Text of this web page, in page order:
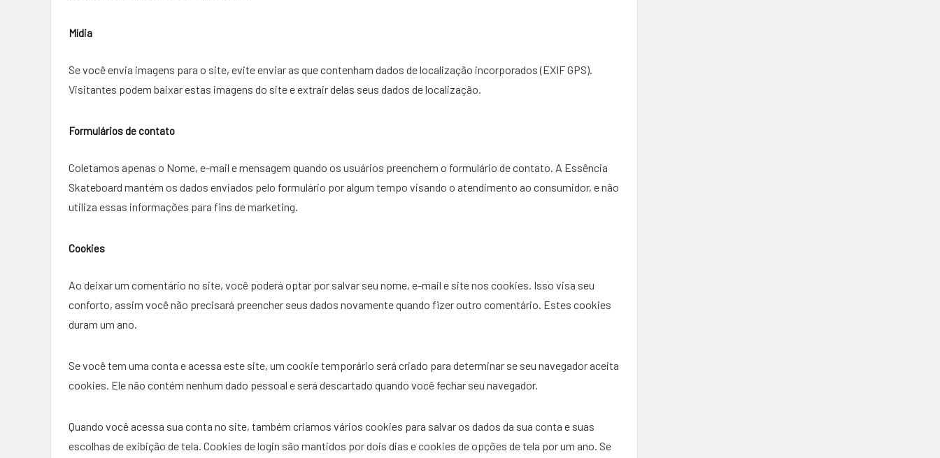
Mídia
Se você envia imagens para o site, evite enviar as que contenham dados de localização incorporados (EXIF GPS).
Visitantes podem baixar estas imagens do site e extrair delas seus dados de localização.
Formulários de contato
Coletamos apenas o Nome, e-mail e mensagem quando os usuários preenchem o formulário de contato. A Essência
Skateboard mantém os dados enviados pelo formulário por algum tempo visando o atendimento ao consumidor, e não
utiliza essas informações para fins de marketing.
Cookies
Ao deixar um comentário no site, você poderá optar por salvar seu nome, e-mail e site nos cookies. Isso visa seu
conforto, assim você não precisará preencher seus dados novamente quando fizer outro comentário. Estes cookies
duram um ano.
Se você tem uma conta e acessa este site, um cookie temporário será criado para determinar se seu navegador aceita
cookies. Ele não contém nenhum dado pessoal e será descartado quando você fechar seu navegador.
Quando você acessa sua conta no site, também criamos vários cookies para salvar os dados da sua conta e suas
escolhas de exibição de tela. Cookies de login são mantidos por dois dias e cookies de opções de tela por um ano. Se